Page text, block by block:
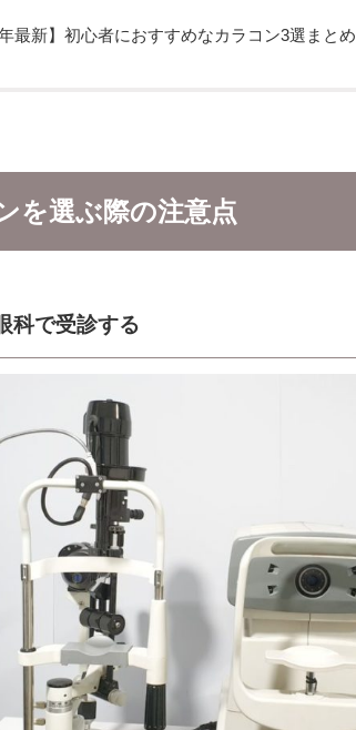
年最新】初心者におすすめなカラコン3選まとめ
を選ぶ際の注意点
科で受診する